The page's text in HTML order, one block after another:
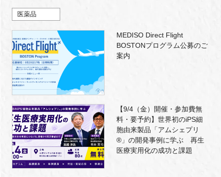
医薬品
MEDISO Direct Flight
BOSTONプログラム公募のご
案内
【9/4（金）開催・参加費無
料・要予約】世界初のiPS細
胞由来製品「アムシェプリ
®」の開発事例に学ぶ 再生
医療実用化の成功と課題